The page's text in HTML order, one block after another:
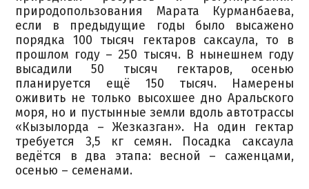
природопользования Марата Курманбаева,
если в предыдущие годы было высажено
порядка 100 тысяч гектаров саксаула, то в
прошлом году – 250 тысяч. В нынешнем году
высадили 50 тысяч гектаров, осенью
планируется ещё 150 тысяч. Намерены
оживить не только высохшее дно Аральского
моря, но и пустынные земли вдоль автотрассы
«Кызылорда – Жезказган». На один гектар
требуется 3,5 кг семян. Посадка саксаула
ведётся в два этапа: весной – саженцами,
осенью – семенами.